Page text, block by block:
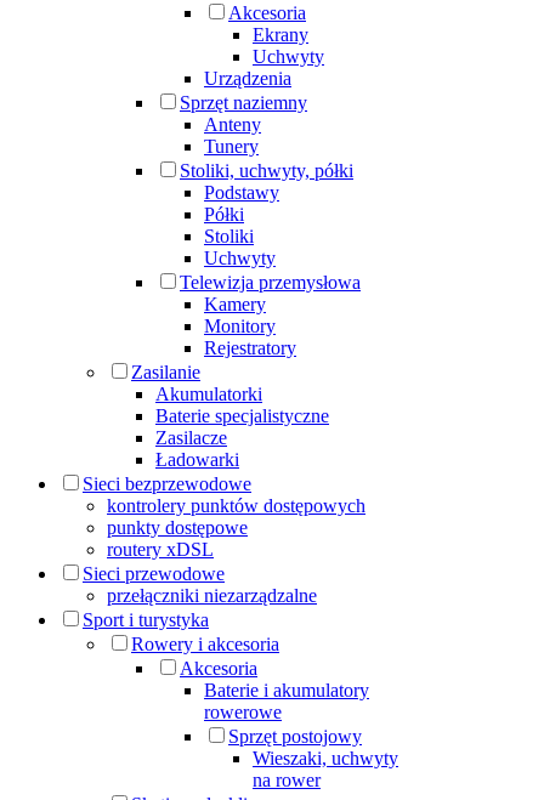
Akcesoria
Ekrany
Uchwyty
Urządzenia
Sprzęt naziemny
Anteny
Tunery
Stoliki, uchwyty, półki
Podstawy
Półki
Stoliki
Uchwyty
Telewizja przemysłowa
Kamery
Monitory
Rejestratory
Zasilanie
Akumulatorki
Baterie specjalistyczne
Zasilacze
Ładowarki
Sieci bezprzewodowe
kontrolery punktów dostępowych
punkty dostępowe
routery xDSL
Sieci przewodowe
przełączniki niezarządzalne
Sport i turystyka
Rowery i akcesoria
Akcesoria
Baterie i akumulatory
rowerowe
Sprzęt postojowy
Wieszaki, uchwyty
na rower